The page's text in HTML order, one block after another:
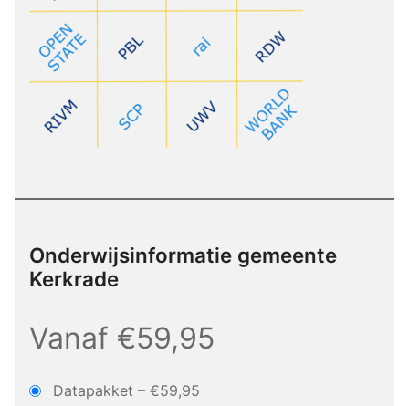
Onderwijsinformatie gemeente
Kerkrade
Vanaf €59,95
Datapakket – €59,95